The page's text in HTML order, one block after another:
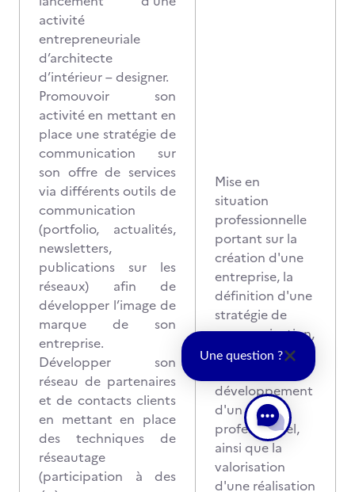
activité
entrepreneuriale
d’architecte
d’intérieur – designer.
Promouvoir son
activité en mettant en
place une stratégie de
communication sur
son offre de services
via différents outils de
communication
(portfolio, actualités,
newsletters,
publications sur les
réseaux) afin de
développer l’image de
marque de son
entreprise.
Développer son
réseau de partenaires
et de contacts clients
en mettant en place
des techniques de
réseautage
(participation à des
Mise en
situation
professionnelle
portant sur la
création d'une
entreprise, la
définition d'une
stratégie de
communication,
d'une stratégie
développement
d'un réseau
professionnel,
ainsi que la
valorisation
d'une réalisation
Une question ?